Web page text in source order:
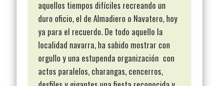
aquellos tiempos difíciles recreando un
duro oficio, el de Almadiero o Navatero, hoy
ya para el recuerdo. De todo aquello la
localidad navarra, ha sabido mostrar con
orgullo y una estupenda organización con
actos paralelos, charangas, cencerros,